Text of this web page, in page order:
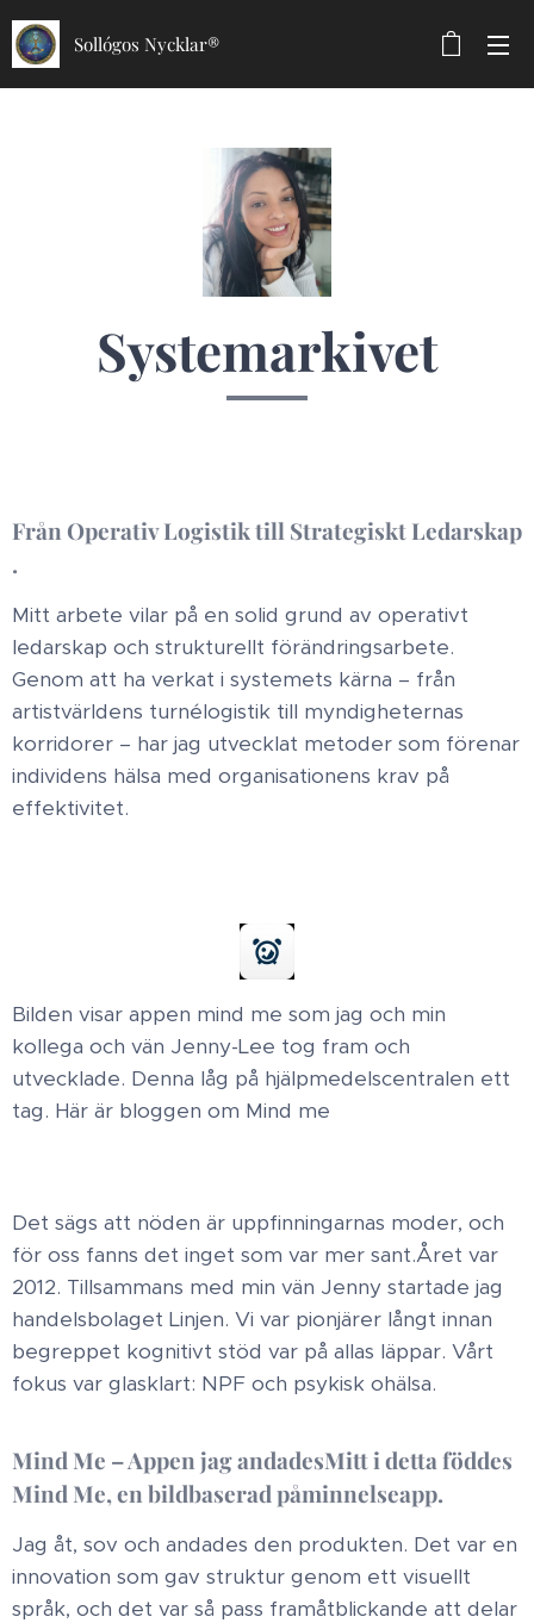
Sollógos Nycklar®
Systemarkivet
Från Operativ Logistik till Strategiskt Ledarskap ​
.
Mitt arbete vilar på en solid grund av operativt
ledarskap och strukturellt förändringsarbete.
Genom att ha verkat i systemets kärna – från
artistvärldens turnélogistik till myndigheternas
korridorer – har jag utvecklat metoder som förenar
individens hälsa med organisationens krav på
effektivitet. ​
Bilden visar appen mind me som jag och min
kollega och vän Jenny-Lee tog fram och
utvecklade. Denna låg på hjälpmedelscentralen ett
tag. Här är bloggen om Mind me
Det sägs att nöden är uppfinningarnas moder, och
för oss fanns det inget som var mer sant.​Året var
2012. Tillsammans med min vän Jenny startade jag
handelsbolaget Linjen. Vi var pionjärer långt innan
begreppet kognitivt stöd var på allas läppar. Vårt
fokus var glasklart: NPF och psykisk ohälsa.​
Mind Me – Appen jag andades​Mitt i detta föddes
Mind Me, en bildbaserad påminnelseapp.
Jag åt, sov och andades den produkten. Det var en
innovation som gav struktur genom ett visuellt
språk, och det var så pass framåtblickande att delar